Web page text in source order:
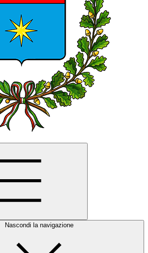
Nascondi la navigazione